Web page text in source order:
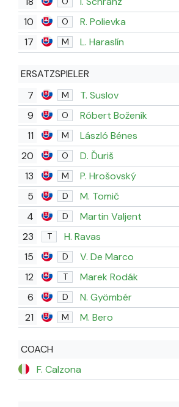
10 O R. Polievka
17 M L. Haraslín
ERSATZSPIELER
7
M T. Suslov
9 O Róbert Boženík
11 M László Bénes
20 O D. Ďuriš
13 M P. Hrošovský
5 D
M. Tomič
4
D
Martin Valjent
23
T
H. Ravas
15
D
V. De Marco
12
T
Marek Rodák
6
D
N. Gyömbér
21
M M. Bero
COACH
F. Calzona